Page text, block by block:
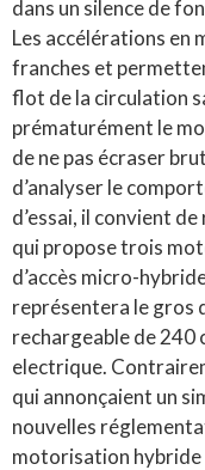
dans un silence de
Les accélérations en
franches et
flot de la circulation
prématurément le
de ne pas écraser
d’analyser le
d’essai, il convient
qui propose trois
d’accès micro-
représentera le gros
rechargeable de 240
electrique.
qui annonçaient un
nouvelles
motorisation hybride